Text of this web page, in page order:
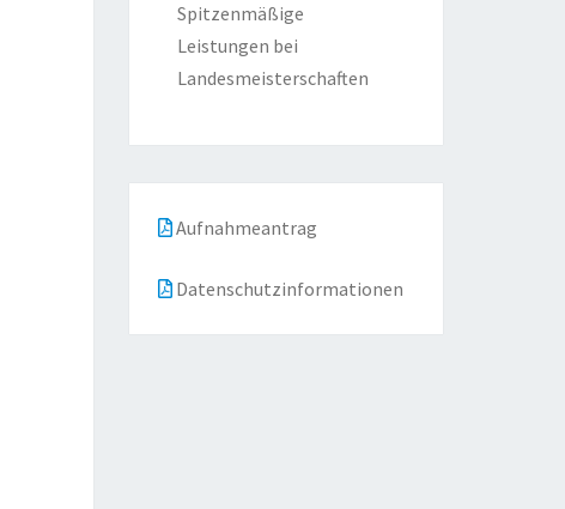
Spitzenmäßige
Leistungen bei
Landesmeisterschaften
Aufnahmeantrag
Datenschutzinformationen